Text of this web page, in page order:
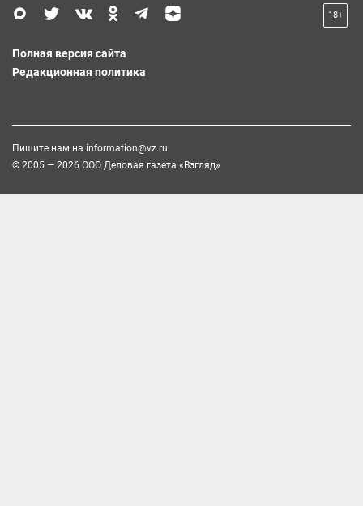
18+
Полная версия сайта
Редакционная политика
Пишите нам на information@vz.ru
© 2005 — 2026 ООО Деловая газета «Взгляд»